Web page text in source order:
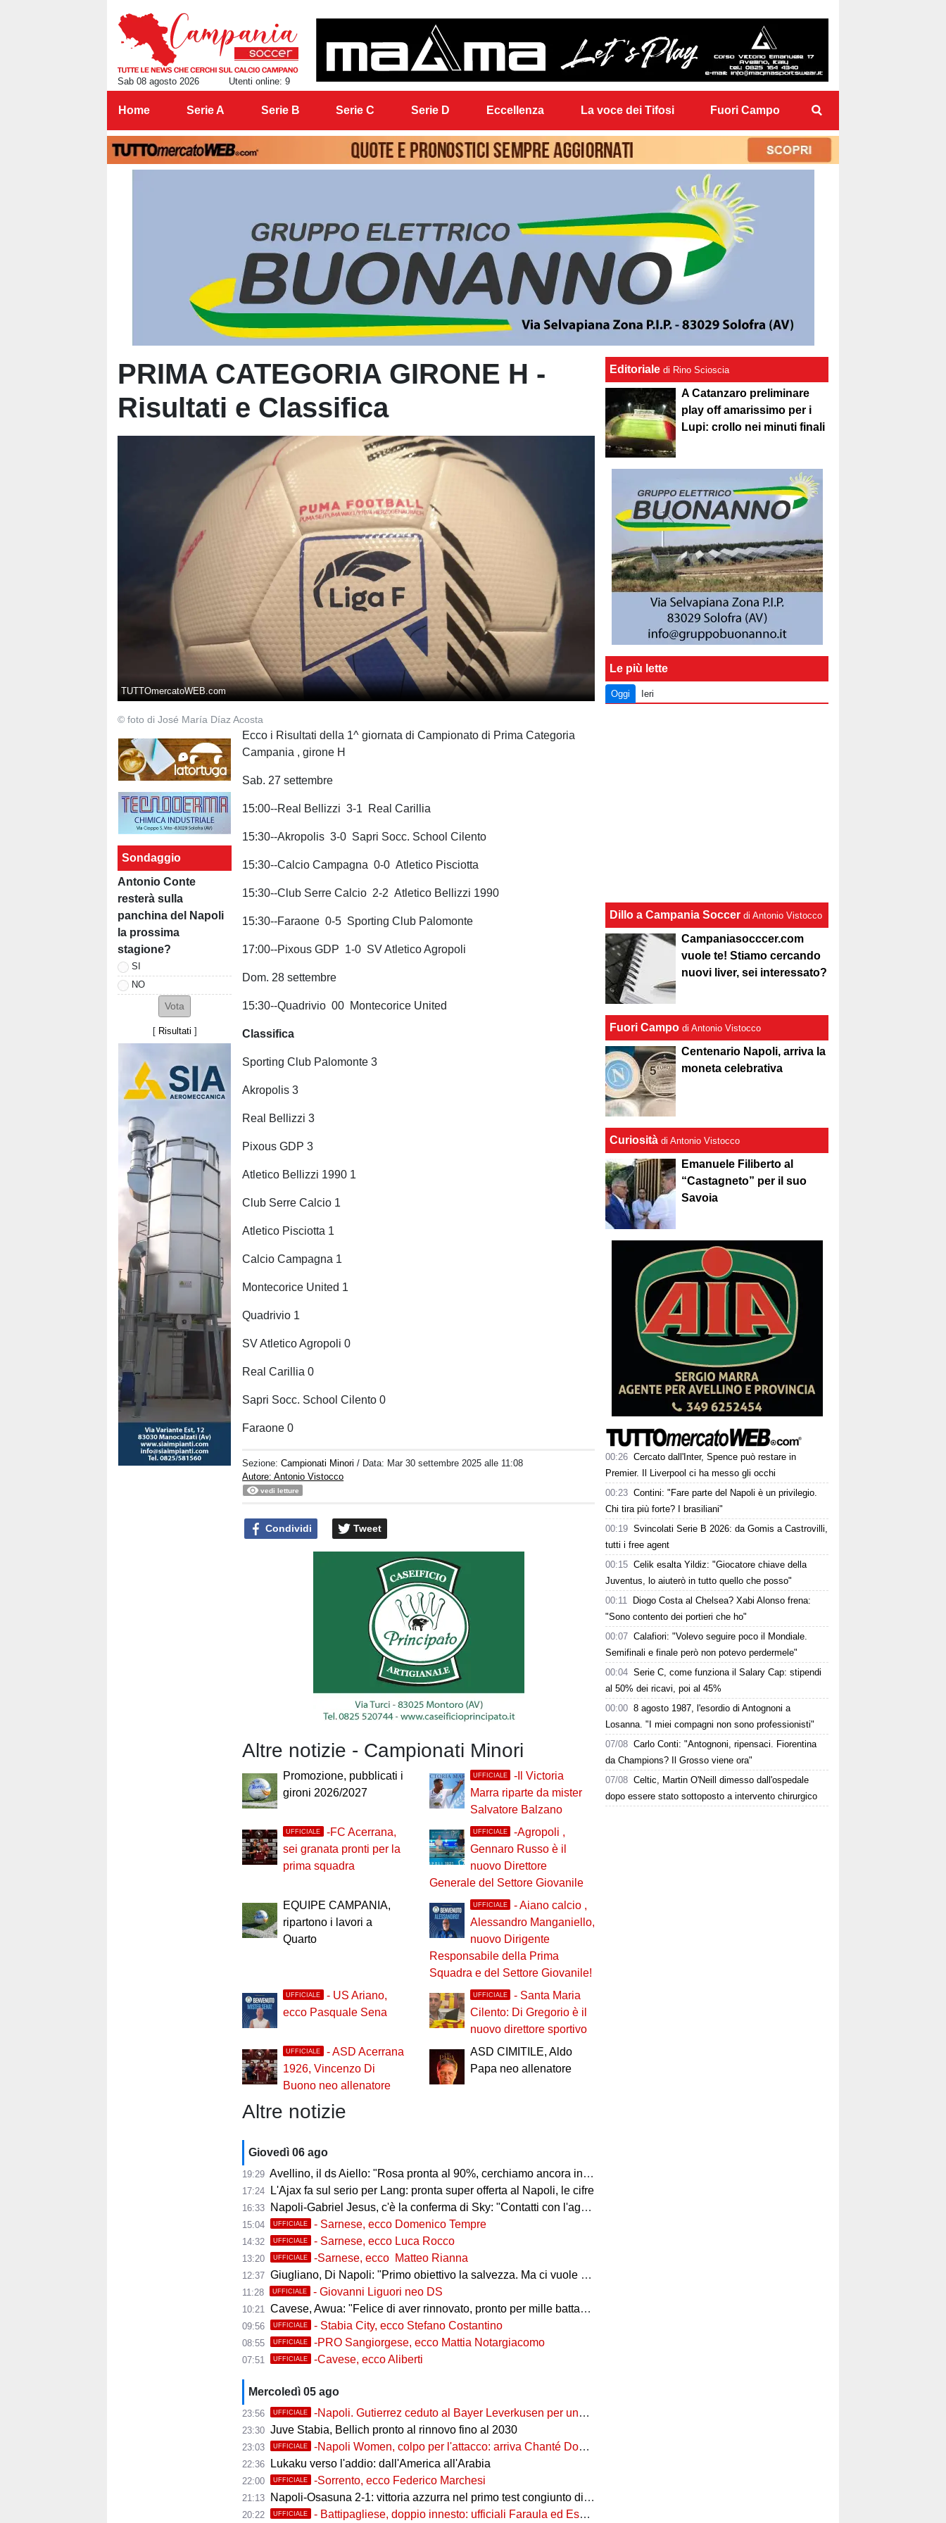
Sab 08 agosto 2026 Utenti online: 9
Home Serie A Serie B Serie C Serie D Eccellenza La voce dei Tifosi Fuori Campo
PRIMA CATEGORIA GIRONE H -
Risultati e Classifica
TUTTOmercatoWEB.com
© foto di José María Díaz Acosta
Sondaggio
Antonio Conte
resterà sulla
panchina del Napoli
la prossima
stagione?
SI
NO
[ Risultati ]
Ecco i Risultati della 1^ giornata di Campionato di Prima Categoria
Campania , girone H
Sab. 27 settembre
15:00--Real Bellizzi 3-1 Real Carillia
15:30--Akropolis 3-0 Sapri Socc. School Cilento
15:30--Calcio Campagna 0-0 Atletico Pisciotta
15:30--Club Serre Calcio 2-2 Atletico Bellizzi 1990
15:30--Faraone 0-5 Sporting Club Palomonte
17:00--Pixous GDP 1-0 SV Atletico Agropoli
Dom. 28 settembre
15:30--Quadrivio 00 Montecorice United
Classifica
Sporting Club Palomonte 3
Akropolis 3
Real Bellizzi 3
Pixous GDP 3
Atletico Bellizzi 1990 1
Club Serre Calcio 1
Atletico Pisciotta 1
Calcio Campagna 1
Montecorice United 1
Quadrivio 1
SV Atletico Agropoli 0
Real Carillia 0
Sapri Socc. School Cilento 0
Faraone 0
Sezione:Campionati Minori / Data: Mar 30 settembre 2025 alle 11:08
Autore: Antonio Vistocco
vedi letture
Condividi Tweet
Altre notizie - Campionati Minori
Promozione, pubblicati i
gironi 2026/2027
UFFICIALE
-Il Victoria
Marra riparte da mister
Salvatore Balzano
UFFICIALE
-FC Acerrana,
sei granata pronti per la
prima squadra
UFFICIALE
-Agropoli ,
Gennaro Russo è il
nuovo Direttore
Generale del Settore Giovanile
EQUIPE CAMPANIA,
ripartono i lavori a
Quarto
UFFICIALE
- Aiano calcio ,
Alessandro Manganiello,
nuovo Dirigente
Responsabile della Prima
Squadra e del Settore Giovanile!
UFFICIALE
- US Ariano,
ecco Pasquale Sena
UFFICIALE
- Santa Maria
Cilento: Di Gregorio è il
nuovo direttore sportivo
UFFICIALE
- ASD Acerrana
1926, Vincenzo Di
Buono neo allenatore
ASD CIMITILE, Aldo
Papa neo allenatore
Altre notizie
Giovedì 06 ago
19:29 Avellino, il ds Aiello: "Rosa pronta al 90%, cerchiamo ancora innesti di qualità"
17:24 L'Ajax fa sul serio per Lang: pronta super offerta al Napoli, le cifre
16:33 Napoli-Gabriel Jesus, c'è la conferma di Sky: "Contatti con l'agente, i dettagli"
15:04 UFFICIALE - Sarnese, ecco Domenico Tempre
14:32 UFFICIALE - Sarnese, ecco Luca Rocco
13:20 UFFICIALE -Sarnese, ecco Matteo Rianna
12:37 Giugliano, Di Napoli: "Primo obiettivo la salvezza. Ma ci vuole ambizione"
11:28 UFFICIALE - Giovanni Liguori neo DS
10:21 Cavese, Awua: "Felice di aver rinnovato, pronto per mille battaglie"
09:56 UFFICIALE - Stabia City, ecco Stefano Costantino
08:55 UFFICIALE -PRO Sangiorgese, ecco Mattia Notargiacomo
07:51 UFFICIALE -Cavese, ecco Aliberti
Mercoledì 05 ago
23:56 UFFICIALE -Napoli. Gutierrez ceduto al Bayer Leverkusen per una cifra record
23:30 Juve Stabia, Bellich pronto al rinnovo fino al 2030
23:03 UFFICIALE -Napoli Women, colpo per l'attacco: arriva Chanté Dompig
22:36 Lukaku verso l'addio: dall'America all'Arabia
22:00 UFFICIALE -Sorrento, ecco Federico Marchesi
21:13 Napoli-Osasuna 2-1: vittoria azzurra nel primo test congiunto di Castel di Sangro
20:22 UFFICIALE - Battipagliese, doppio innesto: ufficiali Faraula ed Esposito
Editoriale di Rino Scioscia
A Catanzaro preliminare
play off amarissimo per i
Lupi: crollo nei minuti finali
Le più lette
Oggi Ieri
Dillo a Campania Soccer di Antonio Vistocco
Campaniasocccer.com
vuole te! Stiamo cercando
nuovi liver, sei interessato?
Fuori Campo di Antonio Vistocco
Centenario Napoli, arriva la
moneta celebrativa
Curiosità di Antonio Vistocco
Emanuele Filiberto al
“Castagneto” per il suo
Savoia
00:26 Cercato dall'Inter, Spence può restare in
Premier. Il Liverpool ci ha messo gli occhi
00:23 Contini: "Fare parte del Napoli è un privilegio.
Chi tira più forte? I brasiliani"
00:19 Svincolati Serie B 2026: da Gomis a Castrovilli,
tutti i free agent
00:15 Celik esalta Yildiz: "Giocatore chiave della
Juventus, lo aiuterò in tutto quello che posso"
00:11
Diogo Costa al Chelsea? Xabi Alonso frena:
"Sono contento dei portieri che ho"
00:07 Calafiori: "Volevo seguire poco il Mondiale.
Semifinali e finale però non potevo perdermele"
00:04 Serie C, come funziona il Salary Cap: stipendi
al 50% dei ricavi, poi al 45%
00:00 8 agosto 1987, l'esordio di Antognoni a
Losanna. "I miei compagni non sono professionisti"
07/08 Carlo Conti: "Antognoni, ripensaci. Fiorentina
da Champions? Il Grosso viene ora"
07/08 Celtic, Martin O'Neill dimesso dall'ospedale
dopo essere stato sottoposto a intervento chirurgico